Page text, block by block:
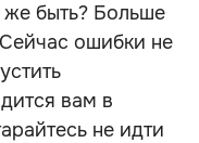
же быть? Больше
ошибки не
вам в
не идти